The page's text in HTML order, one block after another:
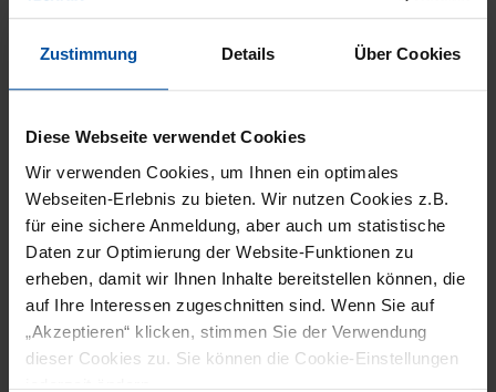
Zustimmung Details Über Cookies
Diese Webseite verwendet Cookies
Wir verwenden Cookies, um Ihnen ein optimales
Webseiten-Erlebnis zu bieten. Wir nutzen Cookies z.B.
für eine sichere Anmeldung, aber auch um statistische
Daten zur Optimierung der Website-Funktionen zu
erheben, damit wir Ihnen Inhalte bereitstellen können, die
auf Ihre Interessen zugeschnitten sind. Wenn Sie auf
„Akzeptieren“ klicken, stimmen Sie der Verwendung
dieser Cookies zu. Sie können die Cookie-Einstellungen
jederzeit ändern.
VERANSTALTUNGSORT
Frankfurt am Main
VERANSTALTER
Informa Markets B.V.
Strawinskylaan 763 WTC
1077 XX Amsterdam
Niederlande
Tel.: 00 31 20 7 081 60 0
www.informamarkets.com